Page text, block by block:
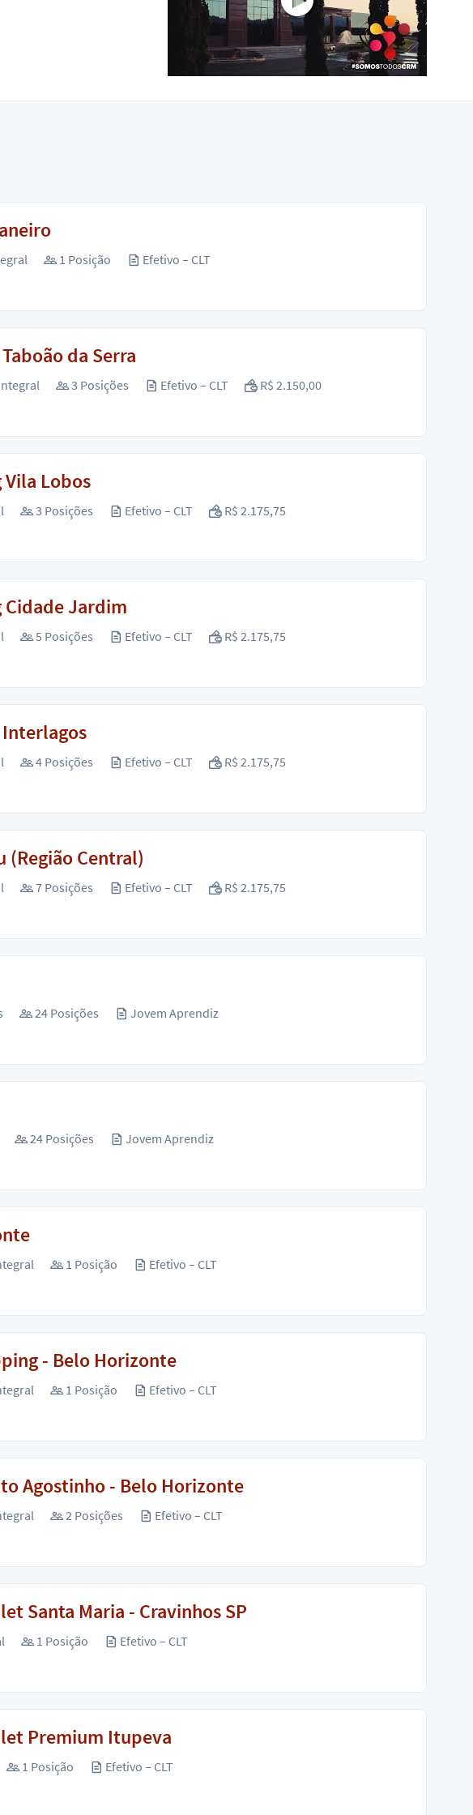
1 Posição Efetivo – CLT
da Serra
3 Posições Efetivo – CLT R$ 2.150,00
Lobos
3 Posições Efetivo – CLT R$ 2.175,75
Cidade Jardim
5 Posições Efetivo – CLT R$ 2.175,75
4 Posições Efetivo – CLT R$ 2.175,75
(Região Central)
7 Posições Efetivo – CLT R$ 2.175,75
24 Posições Jovem Aprendiz
24 Posições Jovem Aprendiz
1 Posição Efetivo – CLT
- Belo Horizonte
1 Posição Efetivo – CLT
Agostinho - Belo Horizonte
2 Posições Efetivo – CLT
Santa Maria - Cravinhos SP
1 Posição Efetivo – CLT
Premium Itupeva
1 Posição Efetivo – CLT